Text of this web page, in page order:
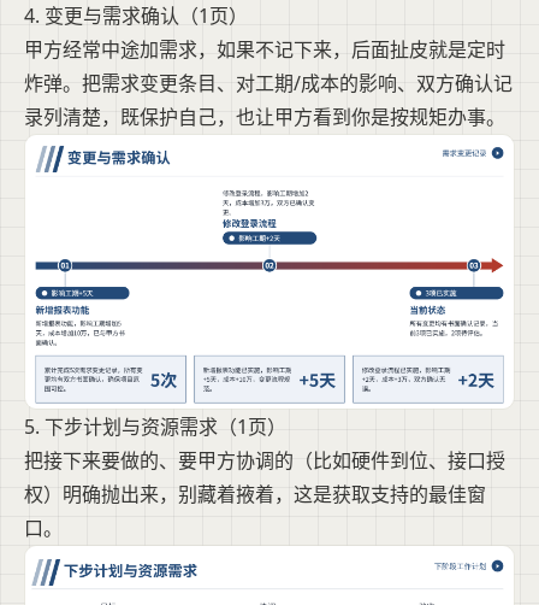
4. 变更与需求确认（1页）
甲方经常中途加需求，如果不记下来，后面扯皮就是定时
炸弹。把需求变更条目、对工期/成本的影响、双方确认记
录列清楚，既保护自己，也让甲方看到你是按规矩办事。
5. 下步计划与资源需求（1页）
把接下来要做的、要甲方协调的（比如硬件到位、接口授
权）明确抛出来，别藏着掖着，这是获取支持的最佳窗
口。